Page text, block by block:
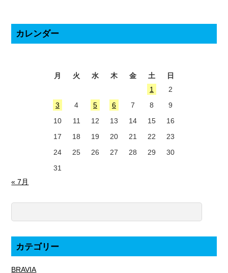
カレンダー
月 火 水 木 金 土
日
1
2
3
4 5 6 7 8
9
10
11 12 13 14 15
16
17
18 19 20 21 22
23
24
25 26 27 28 29
30
31
« 7月
カテゴリー
BRAVIA